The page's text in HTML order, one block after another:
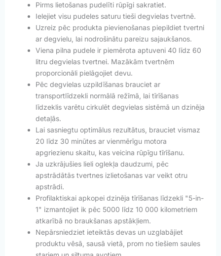
Pirms lietošanas pudelīti rūpīgi sakratiet.
Ielejiet visu pudeles saturu tieši degvielas tvertnē.
Uzreiz pēc produkta pievienošanas piepildiet tvertni
ar degvielu, lai nodrošinātu pareizu sajaukšanos.
Viena pilna pudele ir piemērota aptuveni 40 līdz 60
litru degvielas tvertnei. Mazākām tvertnēm
proporcionāli pielāgojiet devu.
Pēc degvielas uzpildīšanas brauciet ar
transportlīdzekli normālā režīmā, lai tīrīšanas
līdzeklis varētu cirkulēt degvielas sistēmā un dzinēja
detaļās.
Lai sasniegtu optimālus rezultātus, brauciet vismaz
20 līdz 30 minūtes ar vienmērīgu motora
apgriezienu skaitu, kas veicina rūpīgu tīrīšanu.
Ja uzkrājušies lieli oglekļa daudzumi, pēc
apstrādātās tvertnes izlietošanas var veikt otru
apstrādi.
Profilaktiskai apkopei dzinēja tīrīšanas līdzekli "5-in-
1" izmantojiet ik pēc 5000 līdz 10 000 kilometriem
atkarībā no braukšanas apstākļiem.
Nepārsniedziet ieteiktās devas un uzglabājiet
produktu vēsā, sausā vietā, prom no tiešiem saules